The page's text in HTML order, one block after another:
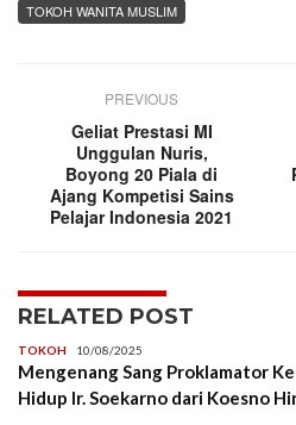
TOKOH WANITA MUSLIM
PREVIOUS
Geliat Prestasi MI
Unggulan Nuris,
Boyong 20 Piala di
Ajang Kompetisi Sains
Pelajar Indonesia 2021
RELATED POST
TOKOH 10/08/2025
Mengenang Sang Proklamator
Hidup Ir. Soekarno dari Koesno